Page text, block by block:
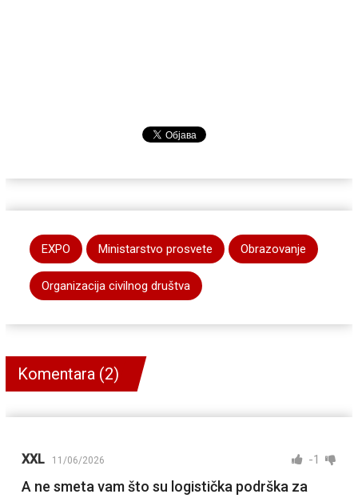
EXPO Ministarstvo prosvete Obrazovanje
Organizacija civilnog društva
Komentara (2)
XXL 11/06/2026 -1
A ne smeta vam što su logistička podrška za